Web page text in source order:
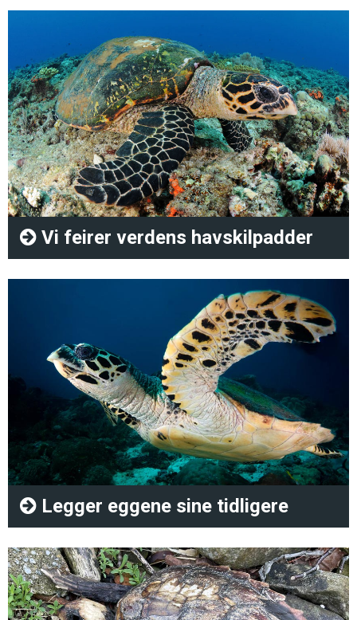
Vi feirer verdens havskilpadder
Legger eggene sine tidligere